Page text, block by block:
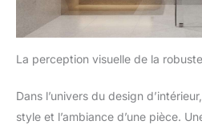
La perception visuelle de la
Dans l’univers du design
style et l’ambiance d’une pièce.